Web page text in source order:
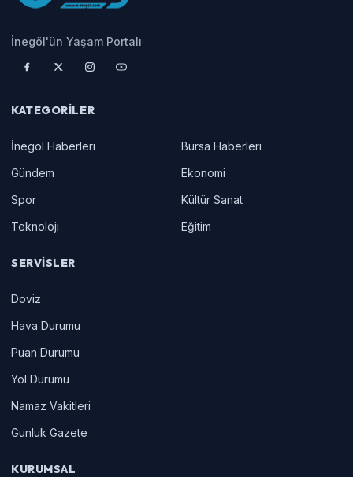
İnegöl'ün Yaşam Portalı
KATEGORILER
İnegöl Haberleri
Bursa Haberleri
Gündem
Ekonomi
Spor
Kültür Sanat
Teknoloji
Eğitim
SERVISLER
Doviz
Hava Durumu
Puan Durumu
Yol Durumu
Namaz Vakitleri
Gunluk Gazete
KURUMSAL